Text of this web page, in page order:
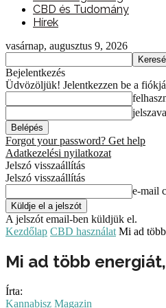
CBD és Tudomány
Hírek
vasárnap, augusztus 9, 2026
Bejelentkezés
Üdvözöljük! Jelentkezzen be a
Forgot your password? Get help
Adatkezelési nyilatkozat
Jelszó visszaállítás
Jelszó visszaállítás
e-mail
A jelszót email-ben küldjük el.
Kezdőlap CBD használat Mi ad
Mi ad több
Írta:
Kannabisz Magazin